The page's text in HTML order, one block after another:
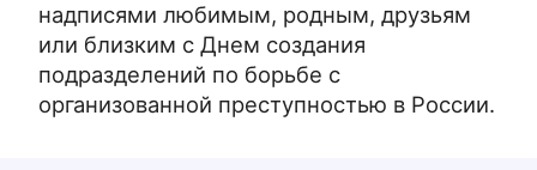
надписями любимым, родным, друзьям
или близким с Днем создания
подразделений по борьбе с
организованной преступностью в России.